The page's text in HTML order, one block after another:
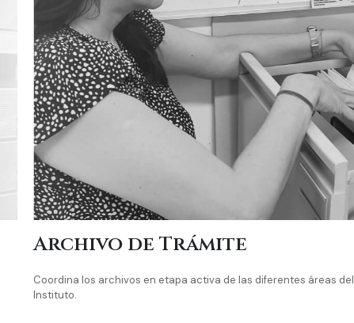
Archivo de Trámite
Coordina los archivos en etapa activa de las diferentes áreas del
Instituto.